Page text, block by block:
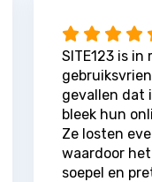
SITE123 is
gevallen dat
bleek hun
Ze losten
waardoor
soepel en